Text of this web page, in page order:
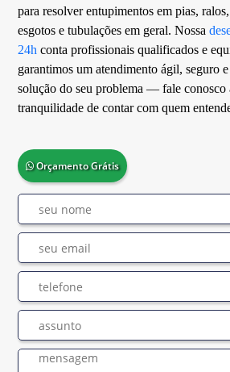
para resolver entupimentos em pias,
esgotos e tubulações em geral. Nossa
24h conta profissionais qualificados e
garantimos um atendimento ágil, seguro
solução do seu problema — fale conosco
tranquilidade de contar com quem
Orçamento Grátis